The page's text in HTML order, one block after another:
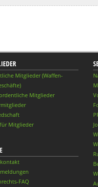
Mitglieder (Waffen-
Mitglieder
Mitglieder
FAQ